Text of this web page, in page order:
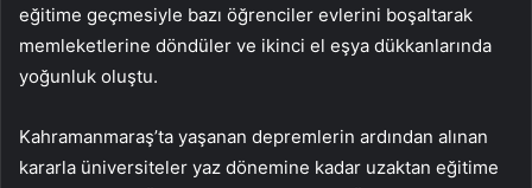
eğitime geçmesiyle bazı öğrenciler evlerini boşaltarak
memleketlerine döndüler ve ikinci el eşya dükkanlarında
yoğunluk oluştu.
Kahramanmaraş’ta yaşanan depremlerin ardından alınan
kararla üniversiteler yaz dönemine kadar uzaktan eğitime